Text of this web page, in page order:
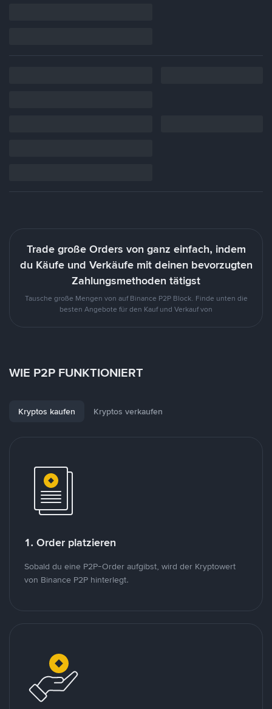
Trade große Orders von ganz einfach, indem
du Käufe und Verkäufe mit deinen bevorzugten
Zahlungsmethoden tätigst
Tausche große Mengen von auf Binance P2P Block. Finde unten die
besten Angebote für den Kauf und Verkauf von
WIE P2P FUNKTIONIERT
Kryptos kaufen Kryptos verkaufen
1. Order platzieren
Sobald du eine P2P-Order aufgibst, wird der Kryptowert
von Binance P2P hinterlegt.